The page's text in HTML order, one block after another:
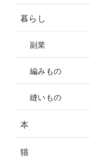
暮らし
副業
編みもの
縫いもの
本
猫